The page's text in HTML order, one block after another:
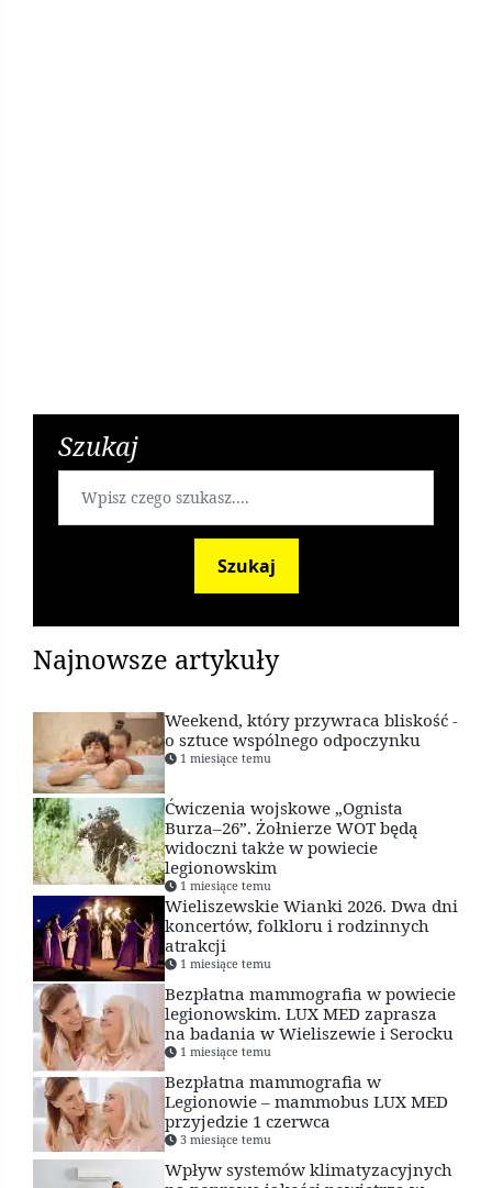
Najczęstsze przyczyny rozwodów
Szukaj
Szukaj
Najnowsze artykuły
Weekend, który przywraca bliskość -
o sztuce wspólnego odpoczynku
1 miesiące temu
Ćwiczenia wojskowe „Ognista
Burza–26”. Żołnierze WOT będą
widoczni także w powiecie
legionowskim
1 miesiące temu
Wieliszewskie Wianki 2026. Dwa dni
koncertów, folkloru i rodzinnych
atrakcji
1 miesiące temu
Bezpłatna mammografia w powiecie
legionowskim. LUX MED zaprasza
na badania w Wieliszewie i Serocku
1 miesiące temu
Bezpłatna mammografia w
Legionowie – mammobus LUX MED
przyjedzie 1 czerwca
3 miesiące temu
Wpływ systemów klimatyzacyjnych